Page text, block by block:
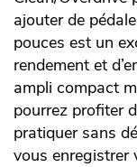
ajouter de
pouces est un
rendement et
ampli compact
pourrez profiter
pratiquer sans
vous enregistrer